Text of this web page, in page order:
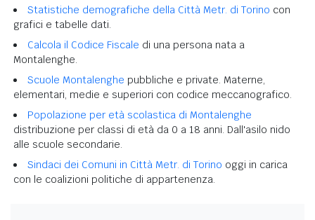
Statistiche demografiche della Città Metr. di Torino con
grafici e tabelle dati.
Calcola il Codice Fiscale di una persona nata a
Montalenghe.
Scuole Montalenghe pubbliche e private. Materne,
elementari, medie e superiori con codice meccanografico.
Popolazione per età scolastica di Montalenghe
distribuzione per classi di età da 0 a 18 anni. Dall'asilo nido
alle scuole secondarie.
Sindaci dei Comuni in Città Metr. di Torino oggi in carica
con le coalizioni politiche di appartenenza.